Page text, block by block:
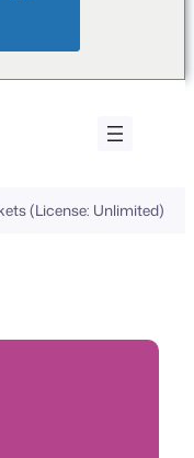
(License: Unlimited)